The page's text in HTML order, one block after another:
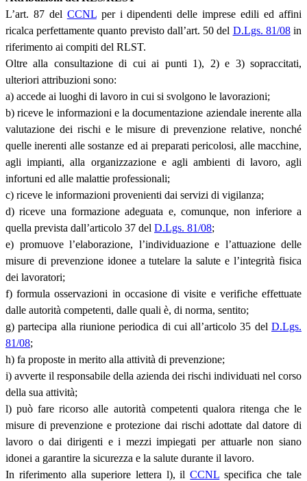
L’art. 87 del CCNLper i dipendenti delle imprese edili ed affini
ricalca perfettamente quanto previsto dall’art. 50 del D.Lgs. 81/08in
riferimento ai compiti del RLST.
Oltre alla consultazione di cui ai punti 1), 2) e 3) sopraccitati,
ulteriori attribuzioni sono:
a) accede ai luoghi di lavoro in cui si svolgono le lavorazioni;
b) riceve le informazioni e la documentazione aziendale inerente alla
valutazione dei rischi e le misure di prevenzione relative, nonché
quelle inerenti alle sostanze ed ai preparati pericolosi, alle macchine,
agli impianti, alla organizzazione e agli ambienti di lavoro, agli
infortuni ed alle malattie professionali;
c) riceve le informazioni provenienti dai servizi di vigilanza;
d) riceve una formazione adeguata e, comunque, non inferiore a
quella prevista dall’articolo 37 del D.Lgs. 81/08;
e) promuove l’elaborazione, l’individuazione e l’attuazione delle
misure di prevenzione idonee a tutelare la salute e l’integrità fisica
dei lavoratori;
f) formula osservazioni in occasione di visite e verifiche effettuate
dalle autorità competenti, dalle quali è, di norma, sentito;
g) partecipa alla riunione periodica di cui all’articolo 35 del D.Lgs.
81/08;
h) fa proposte in merito alla attività di prevenzione;
i) avverte il responsabile della azienda dei rischi individuati nel corso
della sua attività;
l) può fare ricorso alle autorità competenti qualora ritenga che le
misure di prevenzione e protezione dai rischi adottate dal datore di
lavoro o dai dirigenti e i mezzi impiegati per attuarle non siano
idonei a garantire la sicurezza e la salute durante il lavoro.
In riferimento alla superiore lettera l), ilCCNL specifica che tale